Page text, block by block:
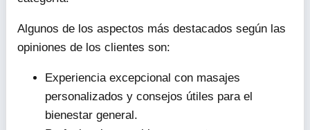
Algunos de los aspectos más destacados según las
opiniones de los clientes son:
Experiencia excepcional con masajes
personalizados y consejos útiles para el
bienestar general.